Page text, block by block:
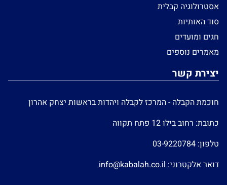
אסטרולוגיה קבלית
סוד האותיות
חגים ומועדים
מאמרים נוספים
יצירת קשר
חוכמת הקבלה - המרכז לקבלה ויהדות בראשות יצחק אהרון
כתובת: רחוב בילו 12 פתח תקווה
טלפון: 03-9220784
דואר אלקטרוני: info@kabalah.co.il